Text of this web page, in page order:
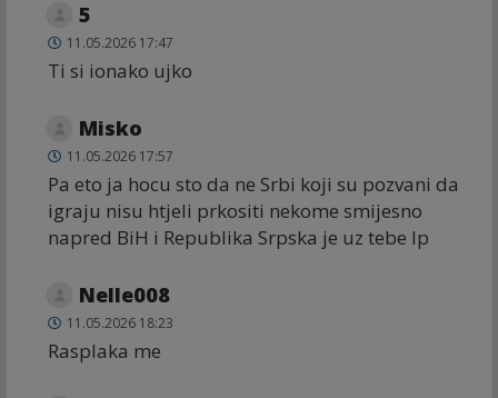
5
11.05.2026 17:47
Ti si ionako ujko
Misko
11.05.2026 17:57
Pa eto ja hocu sto da ne Srbi koji su pozvani da
igraju nisu htjeli prkositi nekome smijesno
napred BiH i Republika Srpska je uz tebe lp
Nelle008
11.05.2026 18:23
Rasplaka me